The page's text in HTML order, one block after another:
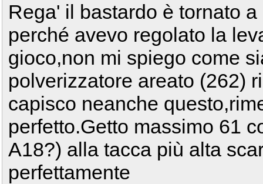
Rega' il bastardo è tornato
perché avevo regolato la
gioco,non mi spiego come
polverizzatore areato (262)
capisco neanche
perfetto.Getto massimo 61
A18?) alla tacca più alta
perfettamente